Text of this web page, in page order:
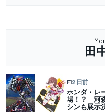
田
F12 日前
ホンダ・レ
場！？ 河
シンも展示